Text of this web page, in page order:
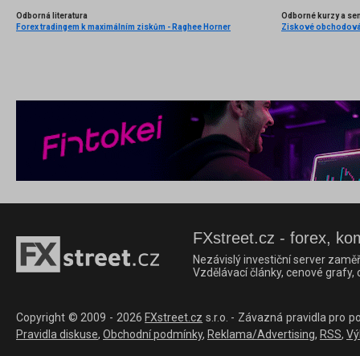
Odborná literatura
Forex tradingem k maximálním ziskům - Raghee Horner
Odborné kurzy a
FXstreet.cz - forex,
Nezávislý investiční server
Vzdělávací články, cenové
Copyright © 2009 - 2026 FXstreet.cz s.r.o. - Závazná pravidla pro
Pravidla diskuse, Obchodní podmínky, Reklama/Advertising, RSS,